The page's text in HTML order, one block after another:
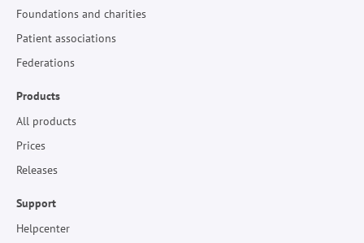
Foundations and charities
Patient associations
Federations
Products
All products
Prices
Releases
Support
Helpcenter